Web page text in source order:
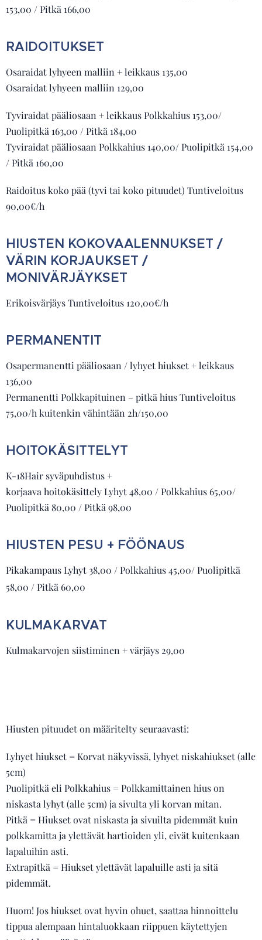
153,00 / Pitkä 166,00
RAIDOITUKSET
Osaraidat lyhyeen malliin + leikkaus 135,00
Osaraidat lyhyeen malliin 129,00
Tyviraidat pääliosaan + leikkaus Polkkahius 153,00/
Puolipitkä 163,00 / Pitkä 184,00
Tyviraidat pääliosaan Polkkahius 140,00/ Puolipitkä 154,00
/ Pitkä 160,00
Raidoitus koko pää (tyvi tai koko pituudet) Tuntiveloitus
90,00€/h
HIUSTEN KOKOVAALENNUKSET /
VÄRIN KORJAUKSET /
MONIVÄRJÄYKSET
Erikoisvärjäys Tuntiveloitus 120,00€/h
PERMANENTIT
Osapermanentti pääliosaan / lyhyet hiukset + leikkaus
136,00
Permanentti Polkkapituinen – pitkä hius Tuntiveloitus
75,00/h kuitenkin vähintään 2h/150,00
HOITOKÄSITTELYT
K-18Hair syväpuhdistus +
korjaava hoitokäsittely Lyhyt 48,00 / Polkkahius 65,00/
Puolipitkä 80,00 / Pitkä 98,00
HIUSTEN PESU + FÖÖNAUS
Pikakampaus Lyhyt 38,00 / Polkkahius 45,00/ Puolipitkä
58,00 / Pitkä 60,00
KULMAKARVAT
Kulmakarvojen siistiminen + värjäys 29,00
Hiusten pituudet on määritelty seuraavasti:
Lyhyet hiukset = Korvat näkyvissä, lyhyet niskahiukset (alle
5cm)
Puolipitkä eli Polkkahius = Polkkamittainen hius on
niskasta lyhyt (alle 5cm) ja sivulta yli korvan mitan.
Pitkä = Hiukset ovat niskasta ja sivuilta pidemmät kuin
polkkamitta ja ylettävät hartioiden yli, eivät kuitenkaan
lapaluihin asti.
Extrapitkä = Hiukset ylettävät lapaluille asti ja sitä
pidemmät.
Huom! Jos hiukset ovat hyvin ohuet, saattaa hinnoittelu
tippua alempaan hintaluokkaan riippuen käytettyjen